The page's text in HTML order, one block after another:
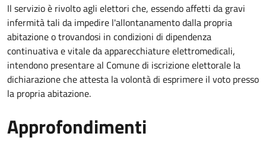
Il servizio è rivolto agli elettori che, essendo affetti da gravi
infermità tali da impedire l'allontanamento dalla propria
abitazione o trovandosi in condizioni di dipendenza
continuativa e vitale da apparecchiature elettromedicali,
intendono presentare al Comune di iscrizione elettorale la
dichiarazione che attesta la volontà di esprimere il voto presso
la propria abitazione.
Approfondimenti